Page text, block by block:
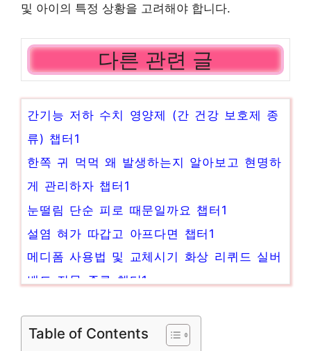
및 아이의 특정 상황을 고려해야 합니다.
다른 관련 글
간기능 저하 수치 영양제 (간 건강 보호제 종
류) 챕터1
한쪽 귀 먹먹 왜 발생하는지 알아보고 현명하
게 관리하자 챕터1
눈떨림 단순 피로 때문일까요 챕터1
설염 혀가 따갑고 아프다면 챕터1
메디폼 사용법 및 교체시기 화상 리퀴드 실버
밴드 진물 종류 챕터1
이버멕틴 코로나 치료제로 쓸 수 있을까 효과
Table of Contents